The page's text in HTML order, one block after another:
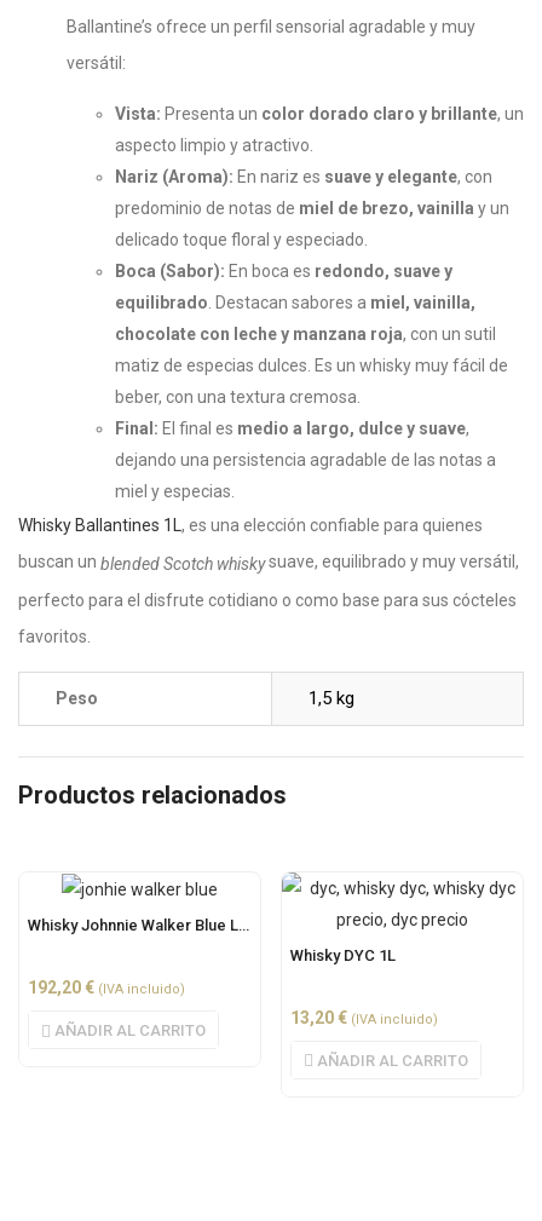
Ballantine’s ofrece un perfil sensorial agradable y muy
versátil:
Vista: Presenta un color dorado claro y brillante, un
aspecto limpio y atractivo.
Nariz (Aroma): En nariz es suave y elegante, con
predominio de notas de miel de brezo, vainilla y un
delicado toque floral y especiado.
Boca (Sabor): En boca es redondo, suave y
equilibrado. Destacan sabores a miel, vainilla,
chocolate con leche y manzana roja, con un sutil
matiz de especias dulces. Es un whisky muy fácil de
beber, con una textura cremosa.
Final: El final es medio a largo, dulce y suave,
dejando una persistencia agradable de las notas a
miel y especias.
Whisky Ballantines 1L, es una elección confiable para quienes
buscan un blended Scotch whiskysuave, equilibrado y muy versátil,
perfecto para el disfrute cotidiano o como base para sus cócteles
favoritos.
Peso 1,5 kg
Productos relacionados
Whisky Johnnie Walker Blue Label 0.7L
192,20 € (IVA incluido)
AÑADIR AL CARRITO
Whisky DYC 1L
13,20 € (IVA incluido)
AÑADIR AL CARRITO